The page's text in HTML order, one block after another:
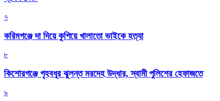
৭
করিমগঞ্জে দা দিয়ে কুপিয়ে খালাতো ভাইকে হত্যা
৮
কিশোরগঞ্জে গৃহবধূর ঝুলন্ত মরদেহ উদ্ধার, স্বামী পুলিশের হেফাজতে
৯